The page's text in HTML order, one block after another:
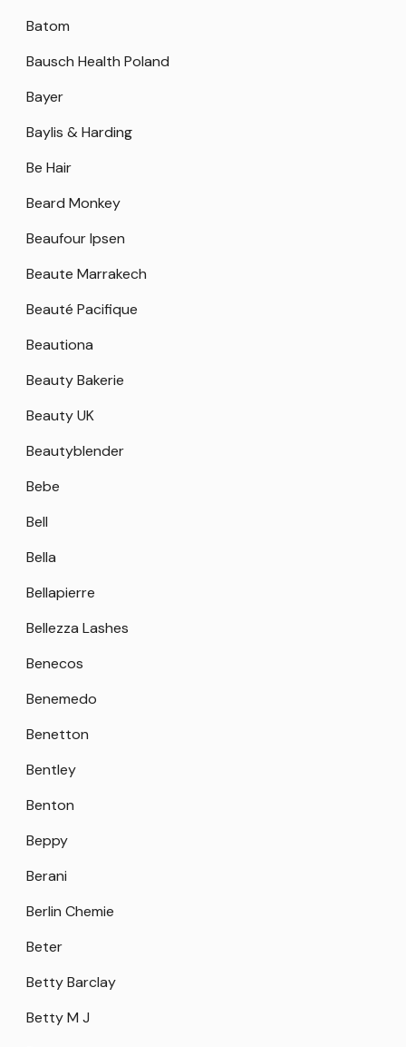
Batom
Bausch Health Poland
Bayer
Baylis & Harding
Be Hair
Beard Monkey
Beaufour Ipsen
Beaute Marrakech
Beauté Pacifique
Beautiona
Beauty Bakerie
Beauty UK
Beautyblender
Bebe
Bell
Bella
Bellapierre
Bellezza Lashes
Benecos
Benemedo
Benetton
Bentley
Benton
Beppy
Berani
Berlin Chemie
Beter
Betty Barclay
Betty M J